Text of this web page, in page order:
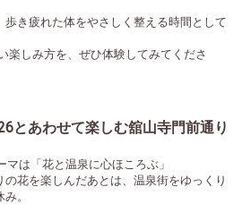
き疲れた体をやさしく整える時間として
楽しみ方を、ぜひ体験してみてくださ
とあわせて楽しむ舘山寺門前通り
は「花と温泉に心ほころぶ」
花を楽しんだあとは、温泉街をゆっくり
。